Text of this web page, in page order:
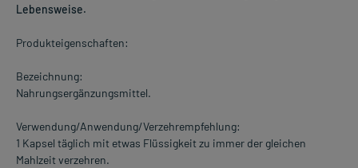
Lebensweise.
Produkteigenschaften:
Bezeichnung:
Nahrungsergänzungsmittel.
Verwendung/Anwendung/Verzehrempfehlung:
1 Kapsel täglich mit etwas Flüssigkeit zu immer der gleichen
Mahlzeit verzehren.